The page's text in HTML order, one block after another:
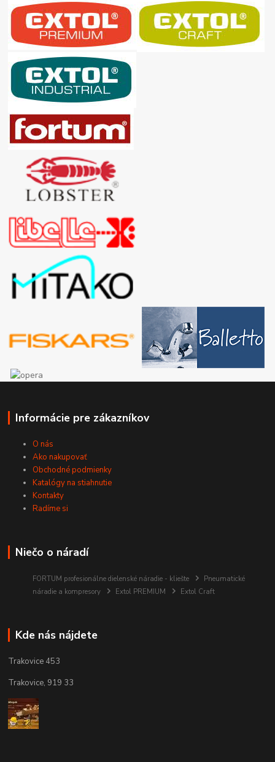
Informácie pre zákazníkov
O nás
Ako nakupovať
Obchodné podmienky
Katalógy na stiahnutie
Kontakty
Radíme si
Niečo o náradí
FORTUM profesionálne dielenské náradie - kliešte
Pneumatické
náradie a kompresory
Extol PREMIUM Extol Craft
Kde nás nájdete
Trakovice 453
Trakovice, 919 33